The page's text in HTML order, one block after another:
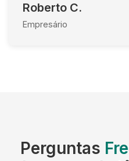
Roberto C.
Empresário
Perguntas